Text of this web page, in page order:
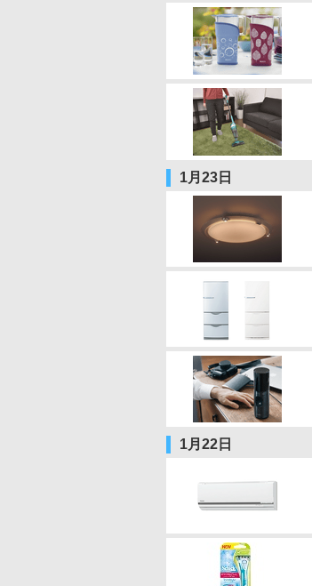
1月23日
1月22日